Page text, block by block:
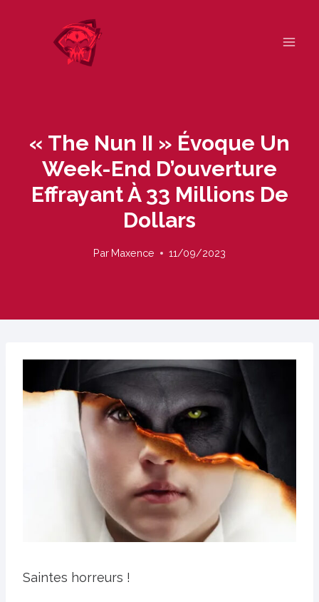
« The Nun II » Évoque Un
Week-End D’ouverture
Effrayant À 33 Millions De
Dollars
Par Maxence 11/09/2023
Saintes horreurs !